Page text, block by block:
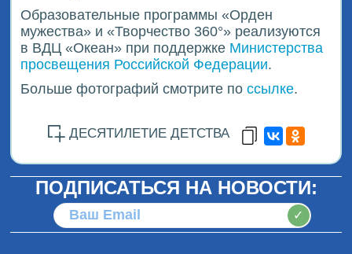
Образовательные программы «Орден
мужества» и «Творчество 360°» реализуются
в ВДЦ «Океан» при поддержке Министерства
просвещения Российской Федерации.
Больше фотографий смотрите поссылке.
ДЕСЯТИЛЕТИЕ ДЕТСТВА
ПОДПИСАТЬСЯ НА НОВОСТИ:
✓